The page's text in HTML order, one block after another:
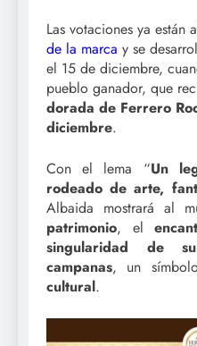
Las votaciones ya están
de la marca y se
el 15 de diciembre,
pueblo ganador, que
dorada de Ferrero
diciembre.
Con el lema “Un
rodeado de arte,
Albaida mostrará al
patrimonio, el
singularidad de
campanas, un
cultural.